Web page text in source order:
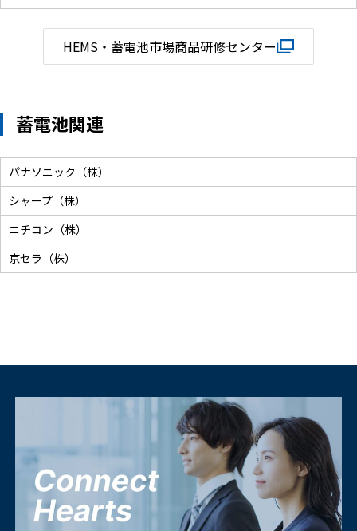
HEMS・蓄電池市場商品研修センター
蓄電池関連
パナソニック（株）
シャープ（株）
ニチコン（株）
京セラ（株）